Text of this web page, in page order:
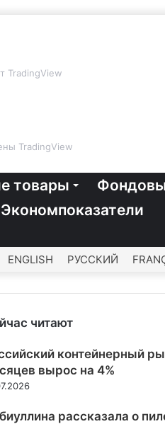
TradingView
TradingView
товары
Экономпоказатели
ENGLISH РУССКИЙ
читают
контейнерный
вырос на 4%
рассказала о